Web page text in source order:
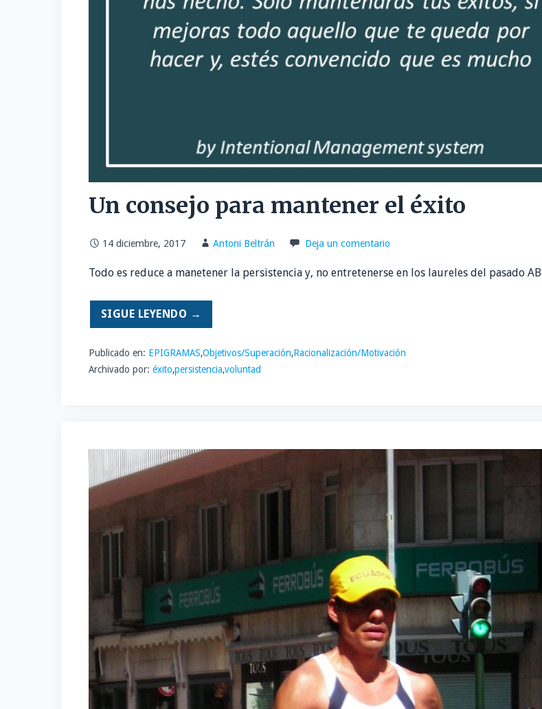
Un consejo para mantener el éxito
14 diciembre, 2017 Antoni Beltrán Deja un comentario
Todo es reduce a manetener la persistencia y, no entretenerse en los laureles del pasado AB
SIGUE LEYENDO →
Publicado en: EPIGRAMAS,Objetivos/Superación,Racionalización/Motivación
Archivado por: éxito,persistencia,voluntad